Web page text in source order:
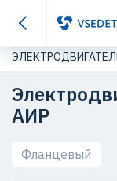
АИР
Фланцевый